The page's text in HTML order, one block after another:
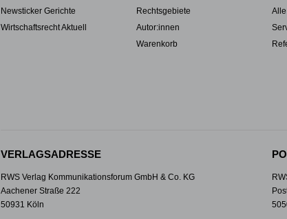
Newsticker Gerichte
Wirtschaftsrecht Aktuell
Rechtsgebiete
Autor:innen
Warenkorb
VERLAGSADRESSE
RWS Verlag Kommunikationsforum GmbH & Co. KG
Aachener Straße 222
50931 Köln